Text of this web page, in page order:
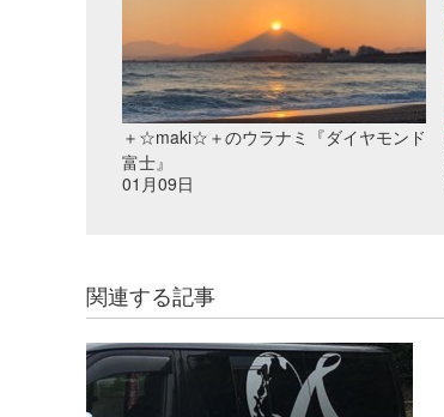
＋☆maki☆＋のウラナミ『ダイヤモンド
富士』
01月09日
関連する記事